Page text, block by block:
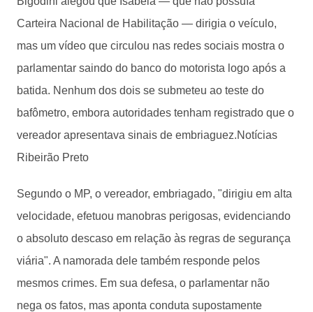
Carteira Nacional de Habilitação — dirigia o veículo,
mas um vídeo que circulou nas redes sociais mostra o
parlamentar saindo do banco do motorista logo após a
batida. Nenhum dos dois se submeteu ao teste do
bafômetro, embora autoridades tenham registrado que o
vereador apresentava sinais de embriaguez.Notícias
Ribeirão Preto
Segundo o MP, o vereador, embriagado, "dirigiu em alta
velocidade, efetuou manobras perigosas, evidenciando
o absoluto descaso em relação às regras de segurança
viária". A namorada dele também responde pelos
mesmos crimes. Em sua defesa, o parlamentar não
nega os fatos, mas aponta conduta supostamente